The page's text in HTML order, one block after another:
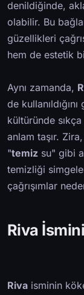
denildiğinde,
olabilir. Bu
güzellikleri
hem de estetik
Aynı zamanda,
de
kültüründe
anlam taşır.
"temiz su" gibi
temizliği
çağrışımlar
Riva
Riva isminin